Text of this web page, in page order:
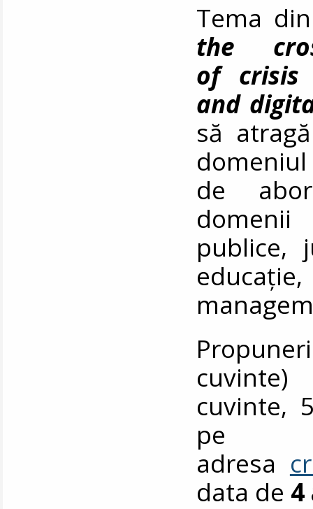
Tema
the
of crisis
and
să
de
domenii
publice,
cuvinte,
pe
adresa
data de 4